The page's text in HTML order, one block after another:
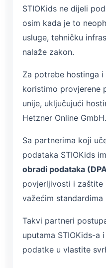
STIOKids ne dijeli
osim kada je to
usluge, tehničku
nalaže zakon.
Za potrebe hostinga
koristimo provjerene
unije, uključujući
Hetzner Online GmbH.
Sa partnerima koji
podataka STIOKids
obradi podataka
povjerljivosti i zaštite
važećim
Takvi partneri
uputama STIOKids-a
podatke u vlastite